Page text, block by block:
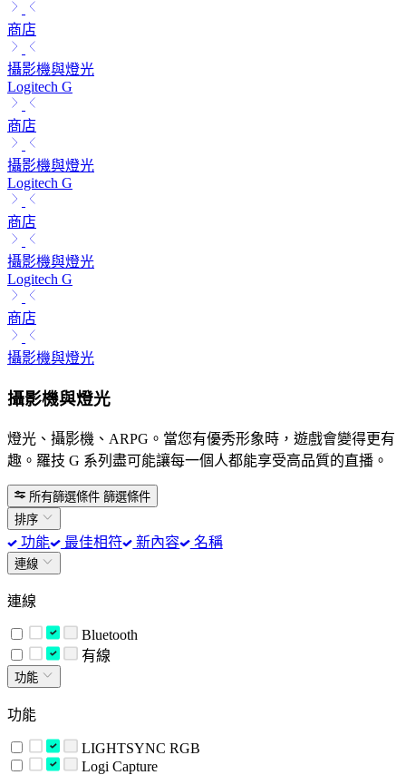
商店
攝影機與燈光
Logitech G
商店
攝影機與燈光
Logitech G
商店
攝影機與燈光
Logitech G
商店
攝影機與燈光
攝影機與燈光
燈光、攝影機、ARPG。當您有優秀形象時，遊戲會變得更有
趣。羅技 G 系列盡可能讓每一個人都能享受高品質的直播。
所有篩選條件 篩選條件
排序
功能 最佳相符 新內容 名稱
連線
連線
Bluetooth
有線
功能
功能
LIGHTSYNC RGB
Logi Capture